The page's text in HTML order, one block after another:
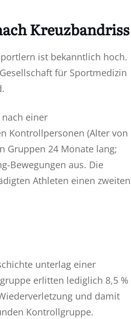
Kreuzbandriss
ist bekanntlich hoch.
für Sportmedizin
einer
Kontrollpersonen (Alter von
Gruppen 24 Monate lang;
Bewegungen aus. Die
Athleten einen zweiten
unterlag einer
erlitten lediglich 8,5 %
und damit
Kontrollgruppe.